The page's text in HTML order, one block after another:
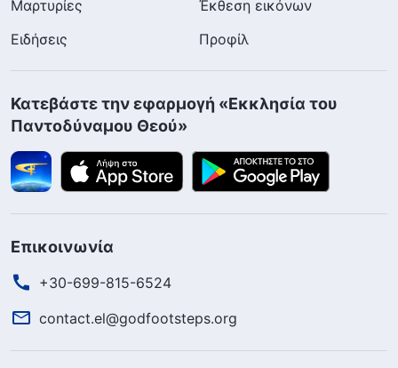
Μαρτυρίες
Έκθεση εικόνων
Ειδήσεις
Προφίλ
Κατεβάστε την εφαρμογή «Εκκλησία του
Παντοδύναμου Θεού»
Επικοινωνία
+30-699-815-6524
contact.el@godfootsteps.org